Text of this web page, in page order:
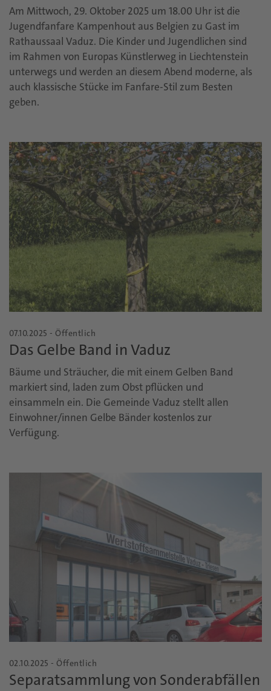
Am Mittwoch, 29. Oktober 2025 um 18.00 Uhr ist die
Jugendfanfare Kampenhout aus Belgien zu Gast im
Rathaussaal Vaduz. Die Kinder und Jugendlichen sind
im Rahmen von Europas Künstlerweg in Liechtenstein
unterwegs und werden an diesem Abend moderne, als
auch klassische Stücke im Fanfare-Stil zum Besten
geben.
07.10.2025 - Öffentlich
Das Gelbe Band in Vaduz
Bäume und Sträucher, die mit einem Gelben Band
markiert sind, laden zum Obst pflücken und
einsammeln ein. Die Gemeinde Vaduz stellt allen
Einwohner/innen Gelbe Bänder kostenlos zur
Verfügung.
02.10.2025 - Öffentlich
Separatsammlung von Sonderabfällen